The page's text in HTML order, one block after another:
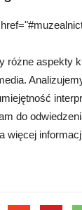
różne aspekty
do
więcej